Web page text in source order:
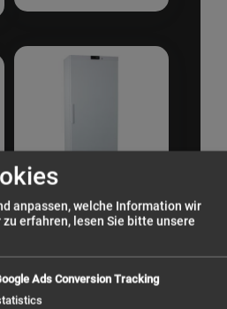
anpassen, welche Information wir
zu erfahren, lesen Sie bitte unsere
Ads Conversion Tracking